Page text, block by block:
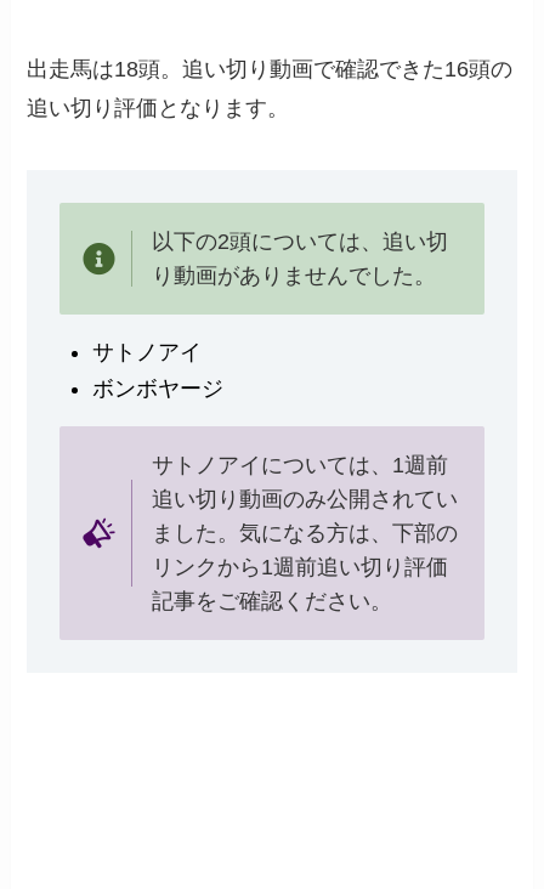
出走馬は18頭。追い切り動画で確認できた16頭の
追い切り評価となります。
以下の2頭については、追い切
り動画がありませんでした。
サトノアイ
ボンボヤージ
サトノアイについては、1週前
追い切り動画のみ公開されてい
ました。気になる方は、下部の
リンクから1週前追い切り評価
記事をご確認ください。